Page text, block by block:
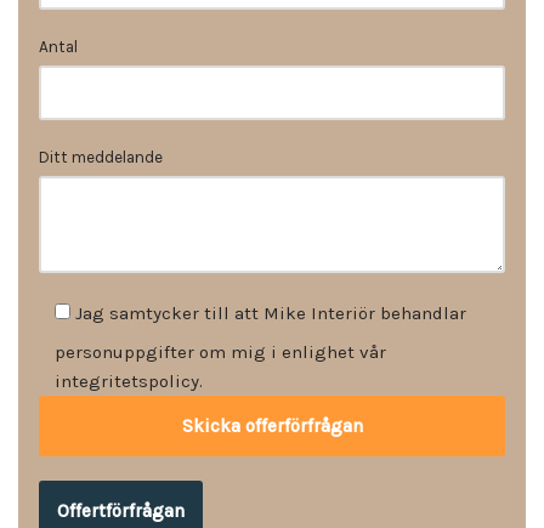
Antal
Ditt meddelande
Jag samtycker till att Mike Interiör behandlar
personuppgifter om mig i enlighet vår
integritetspolicy.
Offertförfrågan